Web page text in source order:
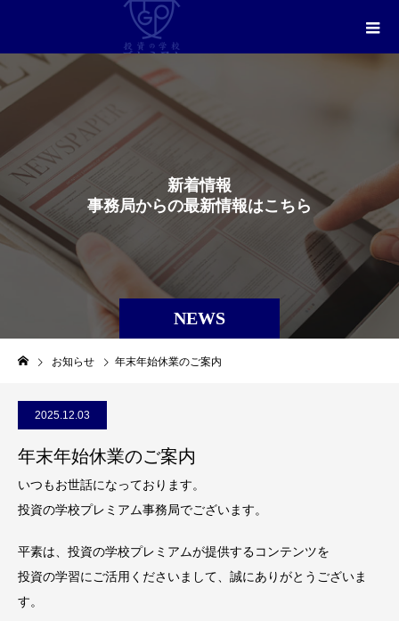
NEWS
新着情報
事務局からの最新情報はこち ら
お知らせ 年末年始休業のご案内
2025.12.03
年末年始休業のご案内
いつもお世話になっております。
投資の学校プレミアム事務局でございます。
平素は、投資の学校プレミアムが提供するコンテンツを
投資の学習にご活用くださいまして、誠にありがとうございま
す。